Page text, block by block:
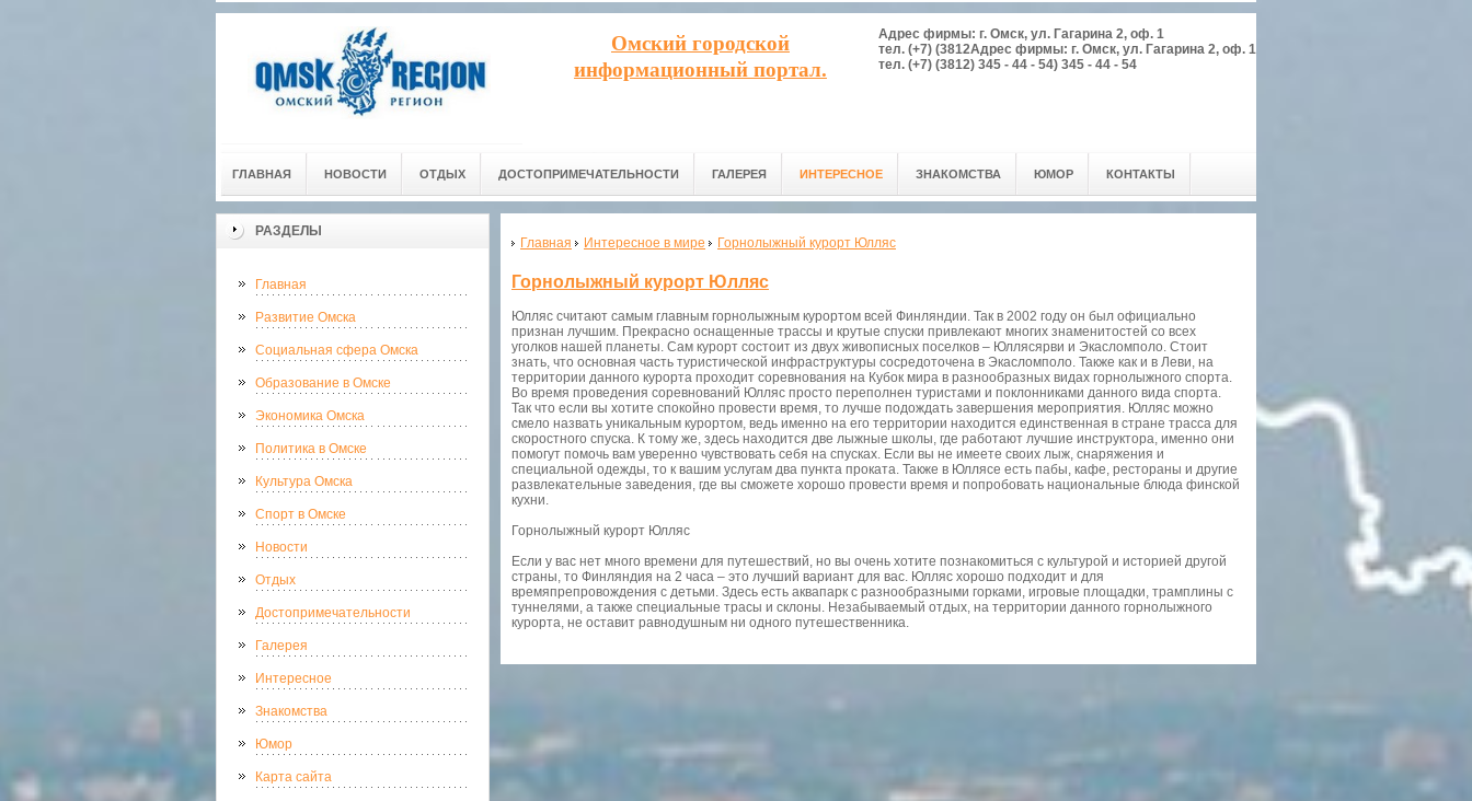
Омский городской
информационный портал.
Адрес фирмы: г. Омск, ул. Гагарина 2, оф. 1
тел. (+7) (3812Адрес фирмы: г. Омск, ул. Гагарина 2, оф. 1
тел. (+7) (3812) 345 - 44 - 54) 345 - 44 - 54
ГЛАВНАЯ НОВОСТИ ОТДЫХ ДОСТОПРИМЕЧАТЕЛЬНОСТИ ГАЛЕРЕЯ ИНТЕРЕСНОЕ ЗНАКОМСТВА ЮМОР КОНТАКТЫ
РАЗДЕЛЫ
Главная
Развитие Омска
Социальная сфера Омска
Образование в Омске
Экономика Омска
Политика в Омске
Культура Омска
Спорт в Омске
Новости
Отдых
Достопримечательности
Галерея
Интересное
Знакомства
Юмор
Карта сайта
Главная Интересное в мире Горнолыжный курорт Юлляс
Горнолыжный курорт Юлляс
Юлляс считают самым главным горнолыжным курортом всей Финляндии. Так в 2002 году он был официально
признан лучшим. Прекрасно оснащенные трассы и крутые спуски привлекают многих знаменитостей со всех
уголков нашей планеты. Сам курорт состоит из двух живописных поселков – Юллясярви и Экасломполо. Стоит
знать, что основная часть туристической инфраструктуры сосредоточена в Экасломполо. Также как и в Леви, на
территории данного курорта проходит соревнования на Кубок мира в разнообразных видах горнолыжного спорта.
Во время проведения соревнований Юлляс просто переполнен туристами и поклонниками данного вида спорта.
Так что если вы хотите спокойно провести время, то лучше подождать завершения мероприятия. Юлляс можно
смело назвать уникальным курортом, ведь именно на его территории находится единственная в стране трасса для
скоростного спуска. К тому же, здесь находится две лыжные школы, где работают лучшие инструктора, именно они
помогут помочь вам уверенно чувствовать себя на спусках. Если вы не имеете своих лыж, снаряжения и
специальной одежды, то к вашим услугам два пункта проката. Также в Юллясе есть пабы, кафе, рестораны и другие
развлекательные заведения, где вы сможете хорошо провести время и попробовать национальные блюда финской
кухни.
Горнолыжный курорт Юлляс
Если у вас нет много времени для путешествий, но вы очень хотите познакомиться с культурой и историей другой
страны, то Финляндия на 2 часа – это лучший вариант для вас. Юлляс хорошо подходит и для
времяпрепровождения с детьми. Здесь есть аквапарк с разнообразными горками, игровые площадки, трамплины с
туннелями, а также специальные трасы и склоны. Незабываемый отдых, на территории данного горнолыжного
курорта, не оставит равнодушным ни одного путешественника.